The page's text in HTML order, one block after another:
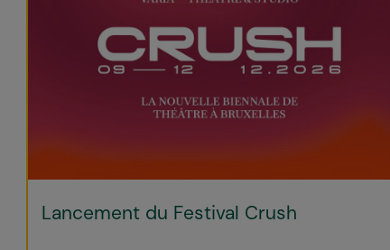
Lancement du Festival Crush